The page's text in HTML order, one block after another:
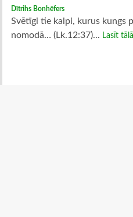
Dītrihs Bonhēfers
Svētīgi tie kalpi, kurus kungs
nomodā… (Lk.12:37)... Lasīt